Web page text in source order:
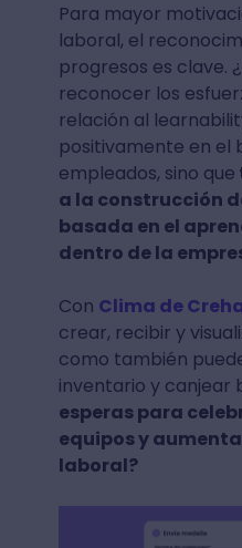
Para mayor
laboral, el
progresos es clave.
reconocer los
relación al
positivamente en el
empleados, sino que
a la construcción
basada en el
dentro de la
Con Clima de
crear, recibir y
como también
inventario y canjear
esperas para
equipos y
laboral?